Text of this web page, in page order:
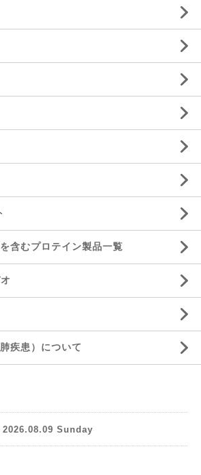
含むプロテイン製品一覧
疾患）について
2026.08.09 Sunday